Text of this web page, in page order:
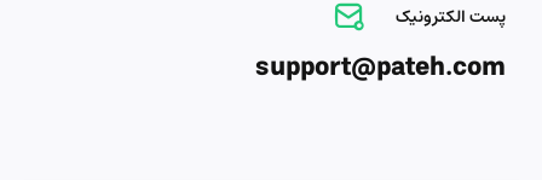
پست الکترونیک
support@pateh.com